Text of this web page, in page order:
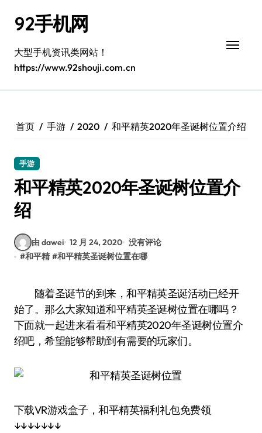
92手机网
大型手机资讯类网站！
https://www.92shouji.com.cn
首页 手游 2020 和平精英2020年圣诞树位置介绍
手游
和平精英2020年圣诞树位置介
绍
由 dawei 12 月 24, 2020 没有评论
#和平精 #和平精英圣诞树位置在哪
随着圣诞节的到来，和平精英圣诞活动已经开
始了。那么大家知道和平精英圣诞树位置在哪吗？
下面就一起进来看看和平精英2020年圣诞树位置介
绍吧，希望能够帮助到有需要的玩家们。
下载VR游戏盒子，和平精英福利礼包免费领
↓↓↓↓↓↓↓